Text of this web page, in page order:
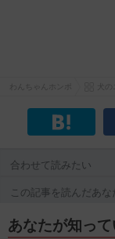
合わせて読みたい
この記事を読んだあ
あなたが知っ